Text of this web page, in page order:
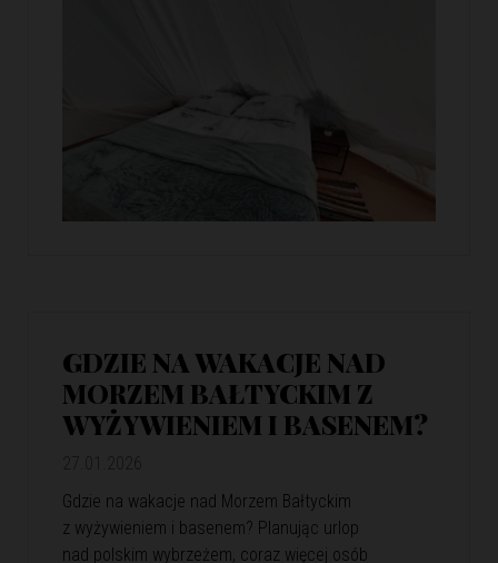
GDZIE NA WAKACJE NAD
MORZEM BAŁTYCKIM Z
WYŻYWIENIEM I BASENEM?
Gdzie na wakacje nad Morzem Bałtyckim
z wyżywieniem i basenem? Planując urlop
nad polskim wybrzeżem, coraz więcej osób